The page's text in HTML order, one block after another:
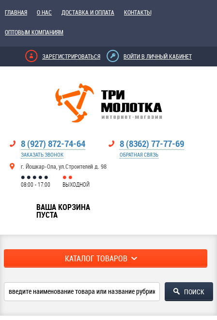
ГЛАВНАЯ О НАС ДОСТАВКА И ОПЛАТА КОНТАКТЫ
ОПТОВЫМ КОМПАНИЯМ
ЗАРЕГИСТРИРОВАТЬСЯ ВОЙТИ В ЛИЧНЫЙ КАБИНЕТ
8 (927) 872-74-64
ЗАКАЗАТЬ ЗВОНОК
г. Йошкар-Ола, ул.Строителей д. 98
8 (8362) 77-77-69
ОБРАТНАЯ СВЯЗЬ
08:00 - 17:00 ВЫХОДНОЙ
ВАША КОРЗИНА
ПУСТА
КАТАЛОГ ТОВАРОВ